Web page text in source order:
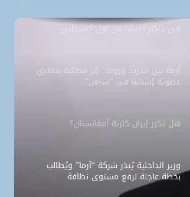
السفارة الأمريكية تحيل طلبات التأشيرة
إلى داكار اعتباراً من أول أغسطس
أزمة بين مدريد وروما.. إثر مطالبة بتعليق
عضوية إسبانيا في “شنغن”
هل تكرر إيران كارثة أفغانستان؟
وزير الداخلية يُنذر شركة “آرما” ويُطالب
بخطة عاجلة لرفع مستوى نظافة
نواكشوط